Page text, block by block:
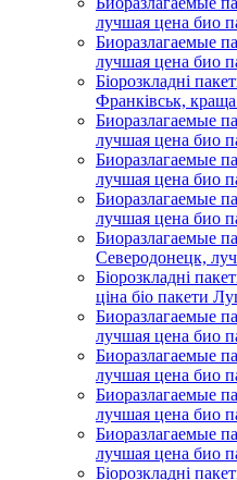
лучшая цена био
Биоразлагаемые
лучшая цена био
Біорозкладні
Франківськ, краща
Биоразлагаемые
лучшая цена био
Биоразлагаемые
лучшая цена био
Биоразлагаемые
лучшая цена био
Биоразлагаемые
Северодонецк,
Біорозкладні
ціна біо пакети
Биоразлагаемые
лучшая цена био
Биоразлагаемые
лучшая цена био
Биоразлагаемые
лучшая цена био
Биоразлагаемые
лучшая цена био
Біорозкладні